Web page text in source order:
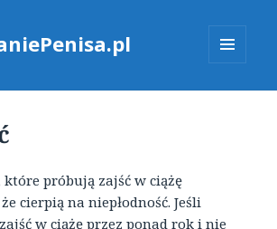
które próbują zajść w ciążę
cierpią na niepłodność. Jeśli
w ciążę przez ponad rok i nie